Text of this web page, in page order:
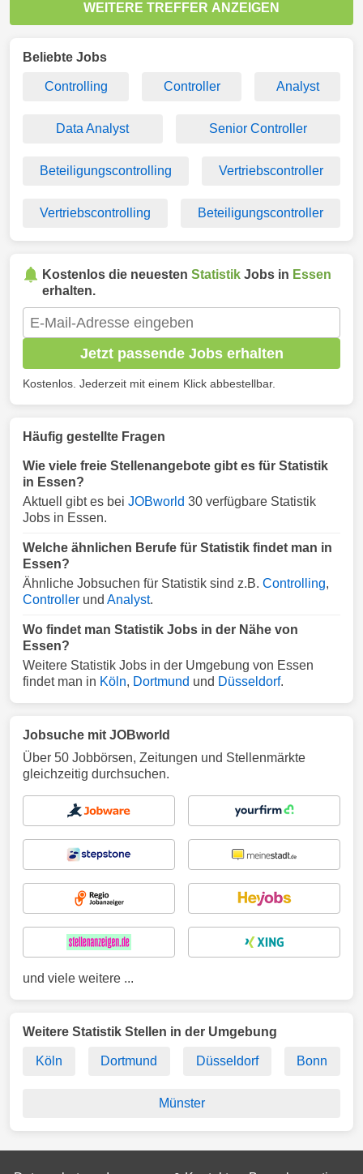
WEITERE TREFFER ANZEIGEN
Beliebte Jobs
Controlling Controller Analyst
Data Analyst Senior Controller
Beteiligungscontrolling Vertriebscontroller
Vertriebscontrolling Beteiligungscontroller
Kostenlos die neuesten Statistik Jobs in Essen
erhalten.
Jetzt passende Jobs erhalten
Kostenlos. Jederzeit mit einem Klick abbestellbar.
Häufig gestellte Fragen
Wie viele freie Stellenangebote gibt es für Statistik
in Essen?
Aktuell gibt es bei JOBworld 30 verfügbare Statistik
Jobs in Essen.
Welche ähnlichen Berufe für Statistik findet man in
Essen?
Ähnliche Jobsuchen für Statistik sind z.B. Controlling,
Controller und Analyst.
Wo findet man Statistik Jobs in der Nähe von
Essen?
Weitere Statistik Jobs in der Umgebung von Essen
findet man in Köln, Dortmund und Düsseldorf.
Jobsuche mit JOBworld
Über 50 Jobbörsen, Zeitungen und Stellenmärkte
gleichzeitig durchsuchen.
und viele weitere ...
Weitere Statistik Stellen in der Umgebung
Köln Dortmund Düsseldorf Bonn
Münster